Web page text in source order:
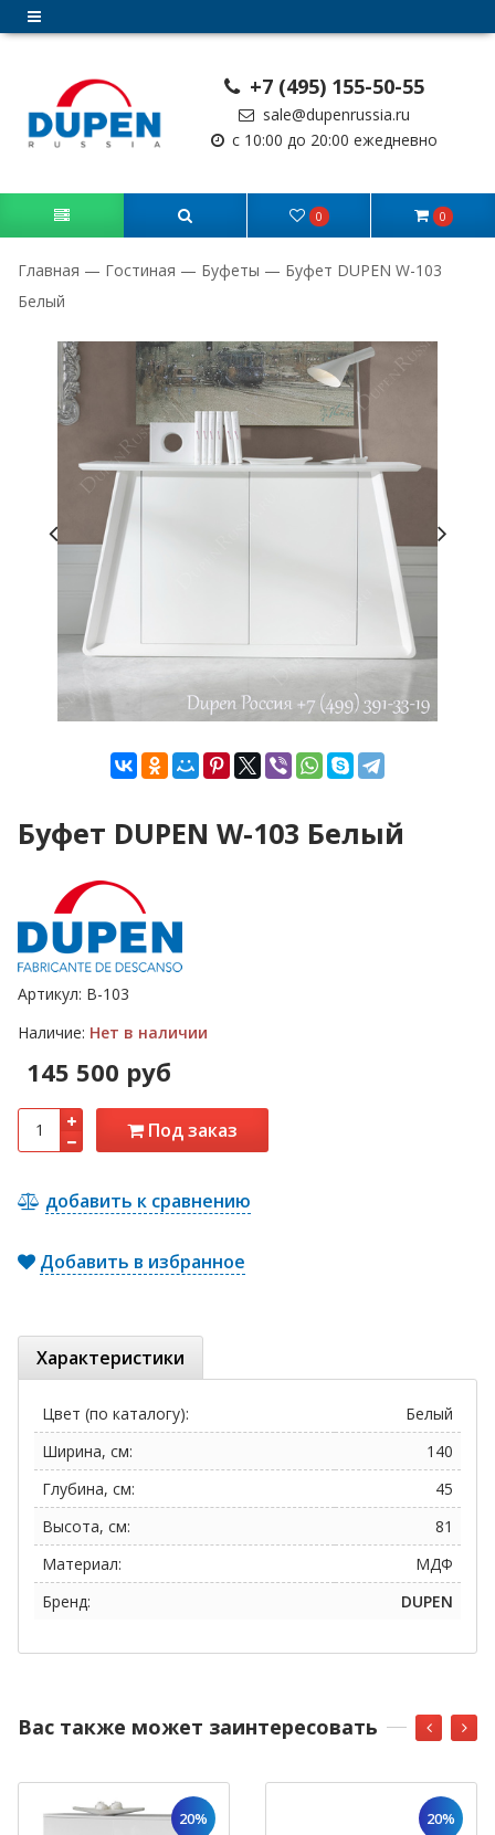
+7 (495) 155-50-55
sale@dupenrussia.ru
с 10:00 до 20:00 ежедневно
0 0
Главная — Гостиная — Буфеты — Буфет DUPEN W-103
Белый
Буфет DUPEN W-103 Белый
Артикул: В-103
Наличие: Нет в наличии
145 500 руб
Под заказ
добавить к сравнению
Добавить в избранное
Характеристики
Цвет (по каталогу):
Белый
Ширина, см:
140
Глубина, см:
45
Высота, см:
81
Материал:
МДФ
Бренд:
DUPEN
Вас также может заинтересовать
20% 20%